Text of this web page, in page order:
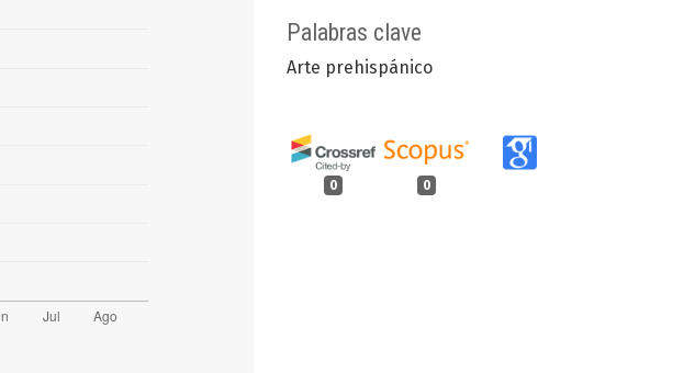
Palabras clave
Arte prehispánico
0 0